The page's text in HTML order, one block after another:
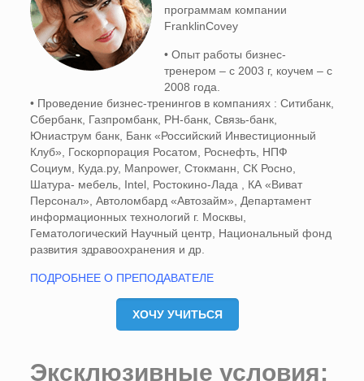
программам компании
FranklinCovey
• Опыт работы бизнес-
тренером – с 2003 г, коучем – с
2008 года.
• Проведение бизнес-тренингов в компаниях : Ситибанк,
Сбербанк, Газпромбанк, РН-банк, Связь-банк,
Юниаструм банк, Банк «Российский Инвестиционный
Клуб», Госкорпорация Росатом, Роснефть, НПФ
Социум, Куда.ру, Manpower, Стокманн, СК Росно,
Шатура- мебель, Intel, Ростокино-Лада , КА «Виват
Персонал», Автоломбард «Автозайм», Департамент
информационных технологий г. Москвы,
Гематологический Научный центр, Национальный фонд
развития здравоохранения и др.
ПОДРОБНЕЕ О ПРЕПОДАВАТЕЛЕ
ХОЧУ УЧИТЬСЯ
Эксклюзивные условия: